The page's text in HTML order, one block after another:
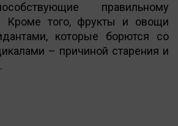
правильному
Кроме того, фрукты и овощи
которые борются со
– причиной старения и